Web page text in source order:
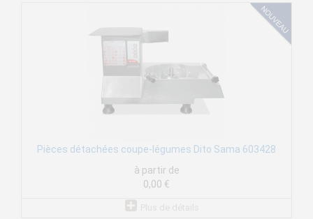
Pièces détachées coupe-légumes Dito Sama 603428
à partir de
0,00 €